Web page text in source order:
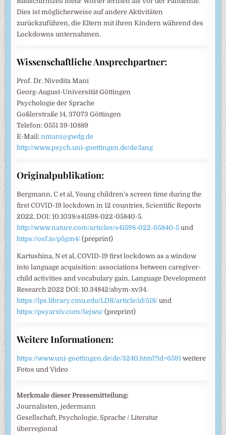
Dies ist möglicherweise auf andere Aktivitäten
zurückzuführen, die Eltern mit ihren Kindern während des
Lockdowns unternahmen.
Wissenschaftliche Ansprechpartner:
Prof. Dr. Nivedita Mani
Georg-August-Universität Göttingen
Psychologie der Sprache
Goßlerstraße 14, 37073 Göttingen
Telefon: 0551 39-10889
E-Mail:nmani@gwdg.de
http://www.psych.uni-goettingen.de/de/lang
Originalpublikation:
Bergmann, C et al, Young children’s screen time during the
first COVID-19 lockdown in 12 countries, Scientific Reports
2022, DOI: 10.1038/s41598-022-05840-5.
http://www.nature.com/articles/s41598-022-05840-5 und
https://osf.io/p5gm4/ (preprint)
Kartushina, N et al, COVID-19 first lockdown as a window
into language acquisition: associations between caregiver-
child activities and vocabulary gain, Language Development
Research 2022 DOI: 10.34842/abym-xv34.
https://lps.library.cmu.edu/LDR/article/id/518/ und
https://psyarxiv.com/5ejwu/ (preprint)
Weitere Informationen:
https://www.uni-goettingen.de/de/3240.html?id=6591 weitere
Fotos und Video
Merkmale dieser Pressemitteilung:
Journalisten, jedermann
Gesellschaft, Psychologie, Sprache / Literatur
überregional